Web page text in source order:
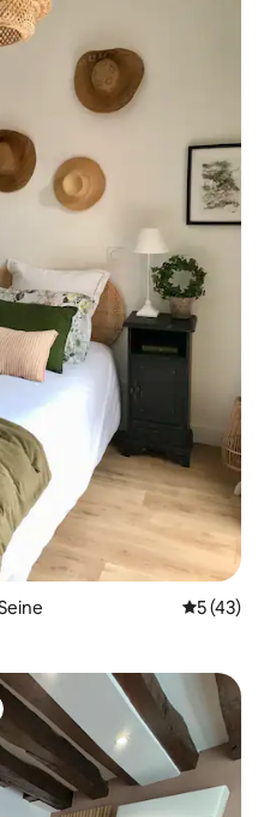
Note
5 (43)
les plus aimés